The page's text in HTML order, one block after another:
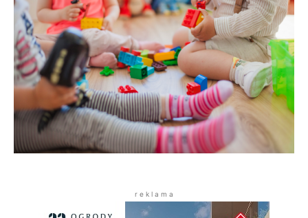
r e k l a m a